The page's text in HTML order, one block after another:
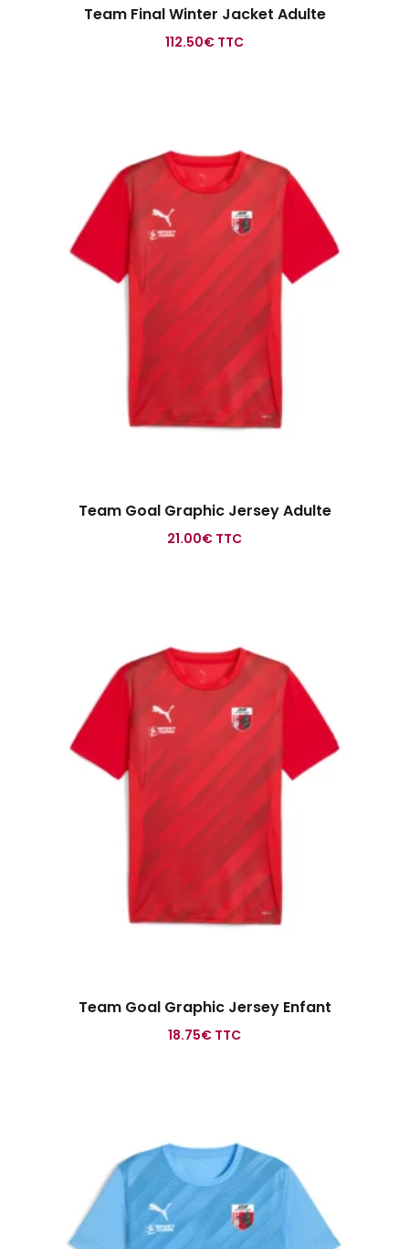
Team Final Winter Jacket Adulte
112.50€ TTC
Team Goal Graphic Jersey Adulte
21.00€ TTC
Team Goal Graphic Jersey Enfant
18.75€ TTC